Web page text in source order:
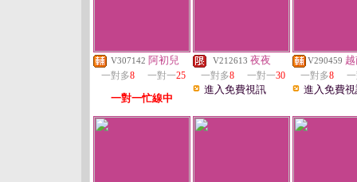
V307142 阿初兒
一對多8 一對一25
一對一忙線中
V212613 夜夜
一對多8 一對一30
進入免費視訊
V290459
一對多8
進入免費